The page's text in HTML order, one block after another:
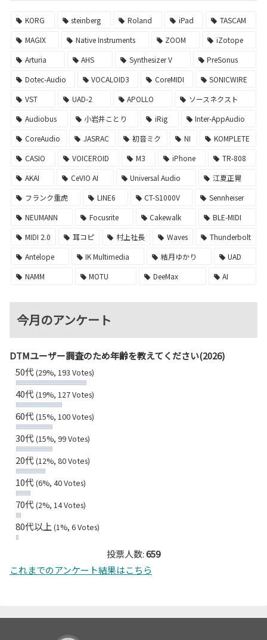
KORG steinberg Roland iPad
TASCAM
MAGIX
Native Instruments ZOOM
iZotope
Arturia
AHS Synthesizer V
PreSonus
Dotec-Audio
VOCALOID3 CoreMIDI
SONICWIRE
VST
UAD-2 APOLLO
ソースネクスト
Audiobus
小岩井ことり iRig
Inter-AppAudio
CoreAudio
JASRAC 初音ミク NI
KOMPLETE
CASIO
VOICEROID M3 iPhone
TR-808
AKAI
CeVIO AI Universal Audio
江夏正晃
フランク重虎
LINE6 CT-S1000V
Sennheiser
NEUMANN
Focusrite Cakewalk
BLE-MIDI
MIDI 2.0
耳コピ 村上社長 Waves
Thunderbolt
Antelope
IK Multimedia 結月ゆかり
UAD
NAMM
MOTU DeeMax AI
今月のアンケート
DTMユーザー調査のため年齢を教えてください(2026)
50代(29%, 193 Votes)
40代(19%, 127 Votes)
60代(15%, 100 Votes)
30代(15%, 99 Votes)
20代(12%, 80 Votes)
10代(6%, 40 Votes)
70代(2%, 14 Votes)
80代以上 (1%, 6 Votes)
投票人数:659
これまでのアンケート結果はこちら